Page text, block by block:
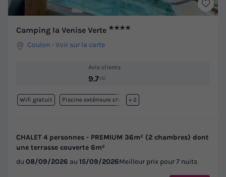
Camping la Venise Verte ★★★★
Coulon -Voir sur la carte
Avis clients
9.7/10
Wifi gratuit Piscine extérieure chauffée
+ 2
CHALET 4 personnes - PREMIUM 36m² (2 chambres) dont
une terrasse couverte 6m²
du 08/09/2026 au 15/09/2026Meilleur prix pour 7 nuits